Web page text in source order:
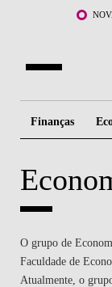
Saltar para o conteúdo
DOCENTES E
LIFE AT NOVA
Finanças
O grupo de
Faculdade de
Atualmente, o